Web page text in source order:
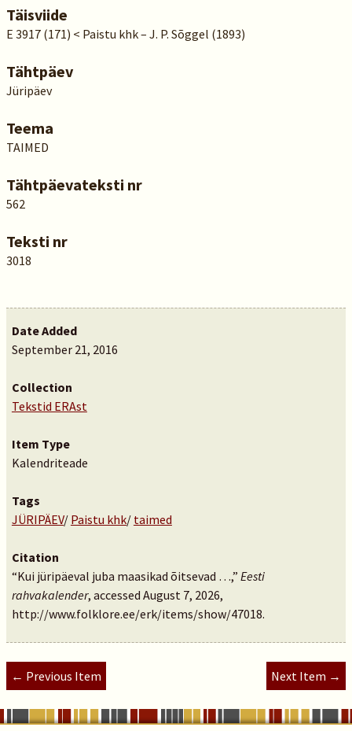
Täisviide
E 3917 (171) < Paistu khk – J. P. Sõggel (1893)
Tähtpäev
Jüripäev
Teema
TAIMED
Tähtpäevateksti nr
562
Teksti nr
3018
Date Added
September 21, 2016
Collection
Tekstid ERAst
Item Type
Kalendriteade
Tags
JÜRIPÄEV/ Paistu khk/ taimed
Citation
“Kui jüripäeval juba maasikad õitsevad …,” Eesti
rahvakalender, accessed August 7, 2026,
http://www.folklore.ee/erk/items/show/47018.
← Previous Item Next Item →